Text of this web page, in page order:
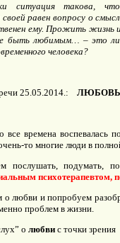
ситуация такова,
равен вопросу о
ему. Прожить жизнь
быть любимым… – это
человека?
25.05.2014.:
все времена воспевалась
то многие люди в
послушать, подумать,
любви и попробуем
проблем в жизни.
о любви с точки зрения